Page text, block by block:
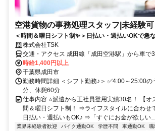
空港貨物の事務処理スタッフ|未経験可
＜時間＆曜日シフト制✨＞日払い・週払いOKで急
株式会社TSK
交通・アクセス 成田線「成田空港駅」から車で
時給1,400円以上
千葉県成田市
勤務時間詳細 ＜シフト勤務♪＞ ✅4:00～25:00
分、休憩60分
仕事内容 ⭐派遣から正社員登用実績30名！ 【オ
間＆曜日シフト制！ ⇒ライフスタイルに合わせ
日払い・週払いもOK♪ ⇒「すぐにお金が欲しい
業界未経験者歓迎 バイク通勤OK 学歴不問 車通勤OK 職